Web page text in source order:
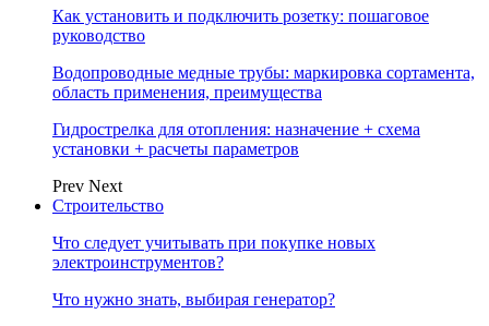
Как установить и подключить розетку: пошаговое
руководство
Водопроводные медные трубы: маркировка сортамента,
область применения, преимущества
Гидрострелка для отопления: назначение + схема
установки + расчеты параметров
Prev Next
Строительство
Что следует учитывать при покупке новых
электроинструментов?
Что нужно знать, выбирая генератор?